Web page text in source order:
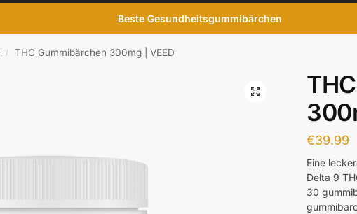
Beste Gesundheitsgummibärchen
/ THC Gummibärchen 300mg | VEED
€39.99
Eine
Delta 9
30